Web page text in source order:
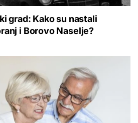
grad: Kako su nastali
i Borovo Naselje?